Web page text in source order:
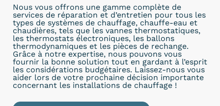
Nous vous offrons une gamme complète de
services de réparation et d’entretien pour tous les
types de systèmes de chauffage, chauffe-eau et
chaudières, tels que les vannes thermostatiques,
les thermostats électroniques, les ballons
thermodynamiques et les pièces de rechange.
Grâce à notre expertise, nous pouvons vous
fournir la bonne solution tout en gardant à l’esprit
les considérations budgétaires. Laissez-nous vous
aider lors de votre prochaine décision importante
concernant les installations de chauffage !